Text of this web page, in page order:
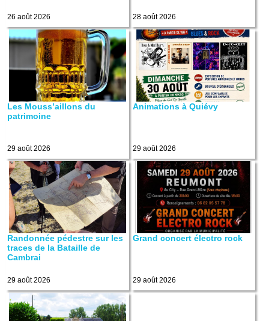
26 août 2026 28 août 2026
Les Mouss’aillons du
patrimoine
29 août 2026
Animations à Quiévy
29 août 2026
Randonnée pédestre sur les
traces de la Bataille de
Cambrai
29 août 2026
Grand concert électro rock
29 août 2026